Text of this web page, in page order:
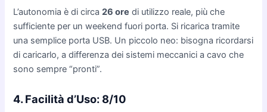
L’autonomia è di circa26 ore di utilizzo reale, più che
sufficiente per un weekend fuori porta. Si ricarica tramite
una semplice porta USB. Un piccolo neo: bisogna ricordarsi
di caricarlo, a differenza dei sistemi meccanici a cavo che
sono sempre “pronti”.
4. Facilità d’Uso: 8/10